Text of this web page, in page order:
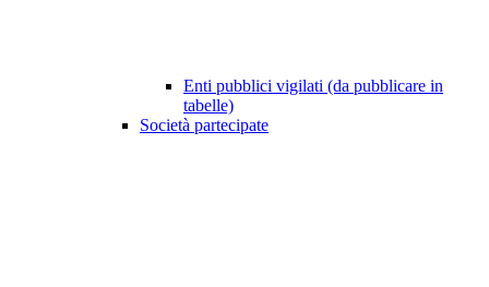
Enti pubblici vigilati (da pubblicare in
tabelle)
Società partecipate